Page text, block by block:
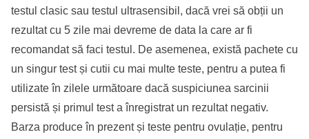
testul clasic sau testul ultrasensibil, dacă vrei să obții un
rezultat cu 5 zile mai devreme de data la care ar fi
recomandat să faci testul. De asemenea, există pachete cu
un singur test și cutii cu mai multe teste, pentru a putea fi
utilizate în zilele următoare dacă suspiciunea sarcinii
persistă și primul test a înregistrat un rezultat negativ.
Barza produce în prezent și teste pentru ovulație, pentru